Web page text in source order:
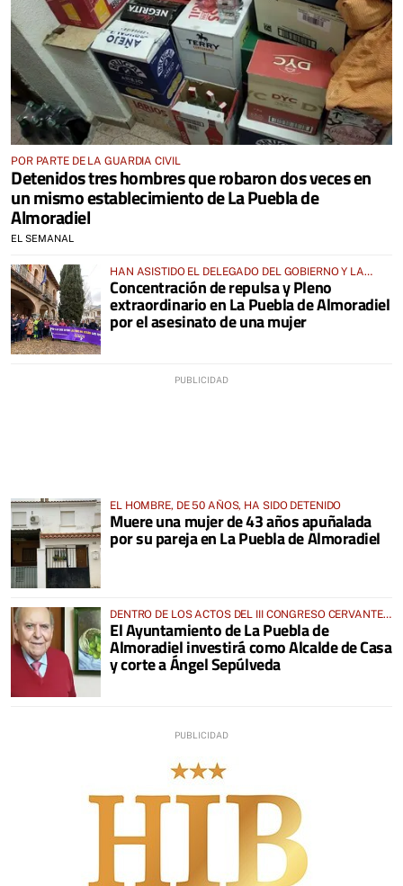
POR PARTE DE LA GUARDIA CIVIL
Detenidos tres hombres que robaron dos veces en
un mismo establecimiento de La Puebla de
Almoradiel
EL SEMANAL
HAN ASISTIDO EL DELEGADO DEL GOBIERNO Y LA
DIRECTORA DEL INSTITUTO DE LA MUJER
Concentración de repulsa y Pleno
extraordinario en La Puebla de Almoradiel
por el asesinato de una mujer
EL HOMBRE, DE 50 AÑOS, HA SIDO DETENIDO
Muere una mujer de 43 años apuñalada
por su pareja en La Puebla de Almoradiel
DENTRO DE LOS ACTOS DEL III CONGRESO CERVANTES
EN EL ORIGEN
El Ayuntamiento de La Puebla de
Almoradiel investirá como Alcalde de Casa
y corte a Ángel Sepúlveda